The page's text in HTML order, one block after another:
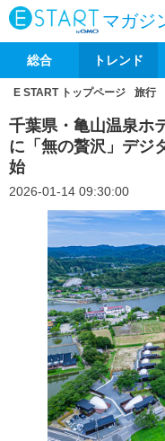
マガジ
総合 トレンド
E START トップページ 旅行
千葉県・亀山温泉ホ
に「無の贅沢」デジ
始
2026-01-14 09:30:00